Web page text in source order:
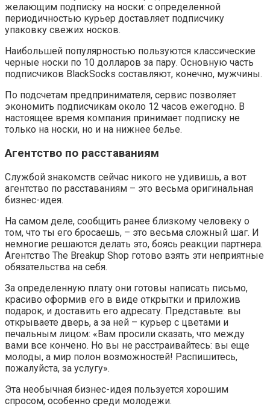
желающим подписку на носки: с определенной
периодичностью курьер доставляет подписчику
упаковку свежих носков.
Наибольшей популярностью пользуются классические
черные носки по 10 долларов за пару. Основную часть
подписчиков BlackSocks составляют, конечно, мужчины.
По подсчетам предпринимателя, сервис позволяет
экономить подписчикам около 12 часов ежегодно. В
настоящее время компания принимает подписку не
только на носки, но и на нижнее белье.
Агентство по расставаниям
Службой знакомств сейчас никого не удивишь, а вот
агентство по расставаниям – это весьма оригинальная
бизнес-идея.
На самом деле, сообщить ранее близкому человеку о
том, что ты его бросаешь, – это весьма сложный шаг. И
немногие решаются делать это, боясь реакции партнера.
Агентство The Breakup Shop готово взять эти неприятные
обязательства на себя.
За определенную плату они готовы написать письмо,
красиво оформив его в виде открытки и приложив
подарок, и доставить его адресату. Представьте: вы
открываете дверь, а за ней – курьер с цветами и
печальным лицом: «Вам просили сказать, что между
вами все кончено. Но вы не расстраивайтесь: вы еще
молоды, а мир полон возможностей! Распишитесь,
пожалуйста, за услугу».
Эта необычная бизнес-идея пользуется хорошим
спросом, особенно среди молодежи.